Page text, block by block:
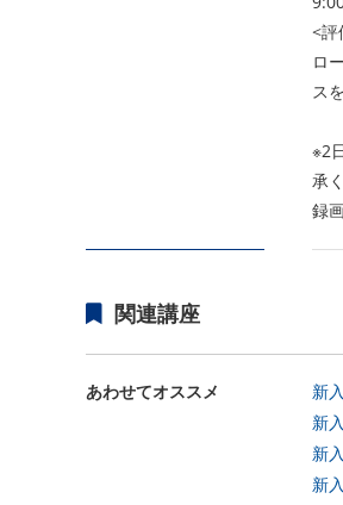
<評
ロ
ス
※2
承
録
関連講座
あわせてオススメ
新
新
新
新